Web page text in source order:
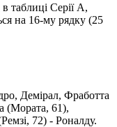
таблиці Серії А,
на 16-му рядку (25
Демірал, Фработта
(Мората, 61),
72) - Роналду.